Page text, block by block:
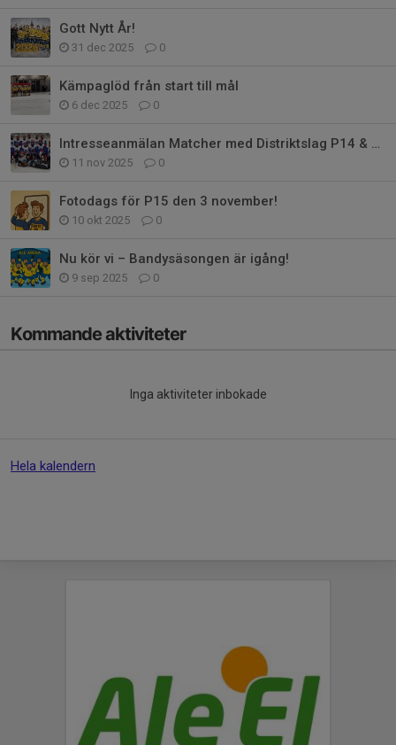
Gott Nytt År!
31 dec 2025 0
Kämpaglöd från start till mål
6 dec 2025 0
Intresseanmälan Matcher med Distriktslag P14 & P15
11 nov 2025 0
Fotodags för P15 den 3 november!
10 okt 2025 0
Nu kör vi – Bandysäsongen är igång!
9 sep 2025 0
Kommande aktiviteter
Inga aktiviteter inbokade
Hela kalendern